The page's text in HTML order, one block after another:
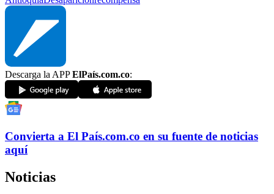
Descarga la APPElPaís.com.co:
Convierta a El País.com.co en su fuente de noticias
aquí
Noticias